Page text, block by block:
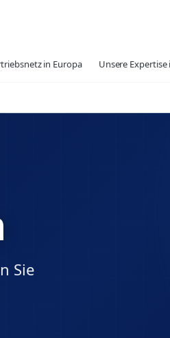
in Europa Unsere Expertise
Sie